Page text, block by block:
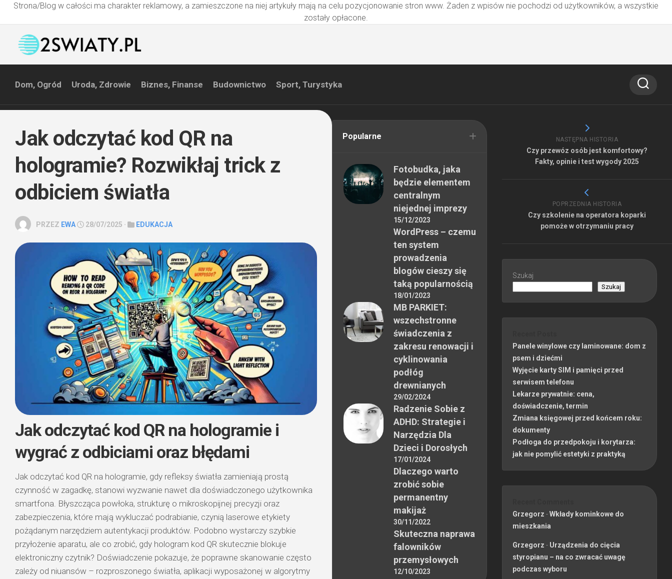
Strona/Blog w całości ma charakter reklamowy, a zamieszczone na niej artykuły mają na celu pozycjonowanie stron www. Żaden z wpisów nie pochodzi od użytkowników, a wszystkie
zostały opłacone.
Dom, Ogród Uroda, Zdrowie Biznes, Finanse Budownictwo Sport, Turystyka
Jak odczytać kod QR na
hologramie? Rozwikłaj trick z
odbiciem światła
PRZEZ EWA 28/07/2025 · EDUKACJA
Jak odczytać kod QR na hologramie i
wygrać z odbiciami oraz błędami
Jak odczytać kod QR na hologramie, gdy refleksy światła zamieniają prostą
czynność w zagadkę, stanowi wyzwanie nawet dla doświadczonego użytkownika
smartfona. Błyszcząca powłoka, strukturę o mikroskopijnej precyzji oraz
zabezpieczenia, które mają wykluczać podrabianie, czynią laserowe etykiety
pożądanym narzędziem autentykacji produktów. Podobno wystarczy szybkie
przyłożenie aparatu, ale co zrobić, gdy hologram kod QR skutecznie blokuje
elektroniczny czytnik? Doświadczenie pokazuje, że poprawne skanowanie często
zależy od niuansów – rozproszonego światła, aplikacji wyposażonej w algorytmy
NASTĘPNA HISTORIA
Czy przewóz osób jest komfortowy?
Fakty, opinie i test wygody 2025
POPRZEDNIA HISTORIA
Czy szkolenie na operatora koparki
pomoże w otrzymaniu pracy
Szukaj
Szukaj
Panele winylowe czy laminowane: dom z
psem i dziećmi
Wyjęcie karty SIM i pamięci przed
serwisem telefonu
Lekarze prywatnie: cena,
doświadczenie, termin
Zmiana księgowej przed końcem roku:
dokumenty
Podłoga do przedpokoju i korytarza:
jak nie pomylić estetyki z praktyką
Grzegorz -Wkłady kominkowe do
mieszkania
Grzegorz - Urządzenia do cięcia
styropianu – na co zwracać uwagę
podczas wyboru
Popularne
Fotobudka, jaka
będzie elementem
centralnym
niejednej imprezy
15/12/2023
WordPress – czemu
ten system
prowadzenia
blogów cieszy się
taką popularnością
18/01/2023
MB PARKIET:
wszechstronne
świadczenia z
zakresu renowacji i
cyklinowania
podłóg
drewnianych
29/02/2024
Radzenie Sobie z
ADHD: Strategie i
Narzędzia Dla
Dzieci i Dorosłych
17/01/2024
Dlaczego warto
zrobić sobie
permanentny
makijaż
30/11/2022
Skuteczna naprawa
falowników
przemysłowych
12/10/2023